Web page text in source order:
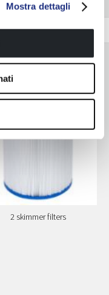
Mostra dettagli
2 skimmer filters